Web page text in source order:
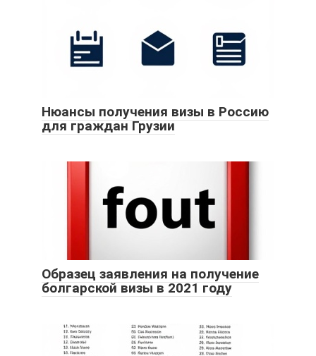
Нюансы получения визы в Россию
для граждан Грузии
Образец заявления на получение
болгарской визы в 2021 году